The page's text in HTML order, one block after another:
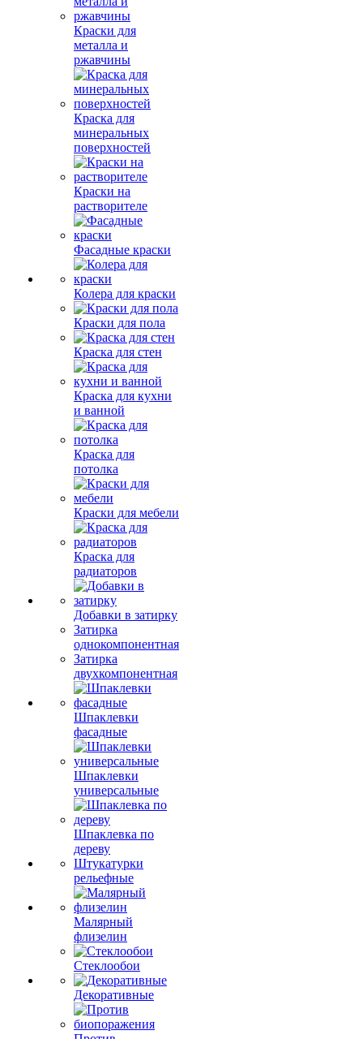
Краски для
металла и
ржавчины
Краска для
минеральных
поверхностей
Краски на
растворителе
Фасадные краски
Колера для краски
Краски для пола
Краска для стен
Краска для кухни
и ванной
Краска для
потолка
Краски для мебели
Краска для
радиаторов
Добавки в затирку
Затирка
однокомпонентная
Затирка
двухкомпонентная
Шпаклевки
фасадные
Шпаклевки
универсальные
Шпаклевка по
дереву
Штукатурки
рельефные
Малярный
флизелин
Стеклообои
Декоративные